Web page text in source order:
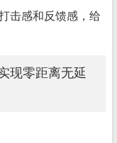
击感和反馈感，给
现零距离无延